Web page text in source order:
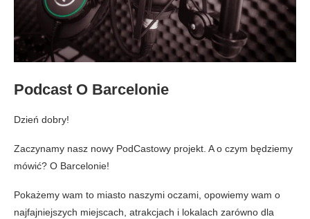
Podcast O Barcelonie
Dzień dobry!
Zaczynamy nasz nowy PodCastowy projekt. A o czym będziemy
mówić? O Barcelonie!
Pokażemy wam to miasto naszymi oczami, opowiemy wam o
najfajniejszych miejscach, atrakcjach i lokalach zarówno dla